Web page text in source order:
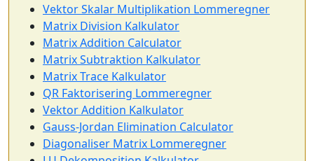
Vektor Skalar Multiplikation Lommeregner
Matrix Division Kalkulator
Matrix Addition Calculator
Matrix Subtraktion Kalkulator
Matrix Trace Kalkulator
QR Faktorisering Lommeregner
Vektor Addition Kalkulator
Gauss-Jordan Elimination Calculator
Diagonaliser Matrix Lommeregner